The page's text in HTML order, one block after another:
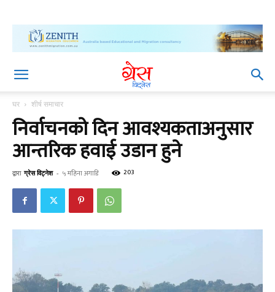
घर शीर्ष समाचार
निर्वाचनको दिन आवश्यकताअनुसार
आन्तरिक हवाई उडान हुने
द्वारा ग्रेस विट्नेश - ५ महिना अगाडि 203